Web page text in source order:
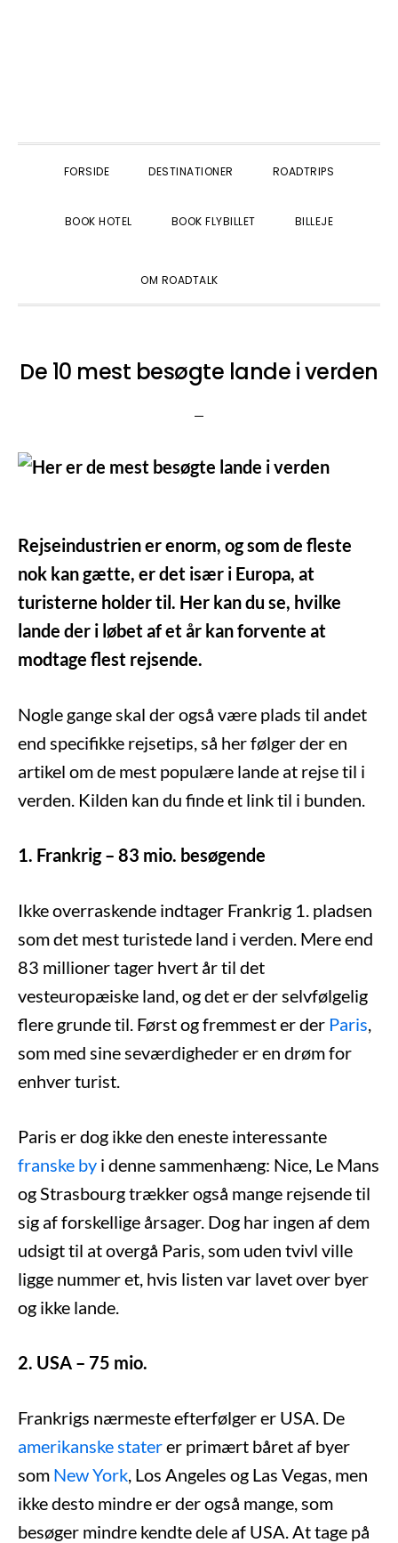
FORSIDE DESTINATIONER ROADTRIPS
BOOK HOTEL BOOK FLYBILLET BILLEJE
OM ROADTALK
De 10 mest besøgte lande i verden
Rejseindustrien er enorm, og som de fleste
nok kan gætte, er det især i Europa, at
turisterne holder til. Her kan du se, hvilke
lande der i løbet af et år kan forvente at
modtage flest rejsende.
Nogle gange skal der også være plads til andet
end specifikke rejsetips, så her følger der en
artikel om de mest populære lande at rejse til i
verden. Kilden kan du finde et link til i bunden.
1. Frankrig – 83 mio. besøgende
Ikke overraskende indtager Frankrig 1. pladsen
som det mest turistede land i verden. Mere end
83 millioner tager hvert år til det
vesteuropæiske land, og det er der selvfølgelig
flere grunde til. Først og fremmest er der Paris,
som med sine seværdigheder er en drøm for
enhver turist.
Paris er dog ikke den eneste interessante
franske by i denne sammenhæng: Nice, Le Mans
og Strasbourg trækker også mange rejsende til
sig af forskellige årsager. Dog har ingen af dem
udsigt til at overgå Paris, som uden tvivl ville
ligge nummer et, hvis listen var lavet over byer
og ikke lande.
2. USA – 75 mio.
Frankrigs nærmeste efterfølger er USA. De
amerikanske staterer primært båret af byer
som New York, Los Angeles og Las Vegas, men
ikke desto mindre er der også mange, som
besøger mindre kendte dele af USA. At tage på